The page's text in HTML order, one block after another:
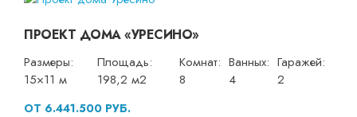
ПРОЕКТ ДОМА «УРЕСИНО»
Размеры:
15×11 м
Площадь:
198,2 м2
Комнат:
8
Ванных:
4
Гаражей:
2
ОТ 6.441.500 РУБ.